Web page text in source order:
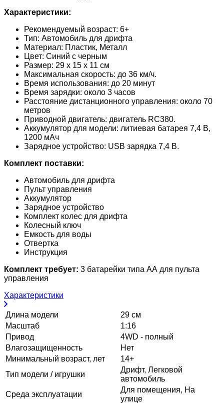
Характеристики:
Рекомендуемый возраст: 6+
Тип: Автомобиль для дрифта
Материал: Пластик, Металл
Цвет: Синий с черным
Размер: 29 х 15 х 11 см
Максимальная скорость: до 36 км/ч.
Время использования: до 20 минут
Время зарядки: около 3 часов
Расстояние дистанционного управления: около 70
метров
Приводной двигатель: двигатель RC380.
Аккумулятор для модели: литиевая батарея 7,4 В,
1200 мАч
Зарядное устройство: USB зарядка 7,4 В.
Комплект поставки:
Автомобиль для дрифта
Пульт управления
Аккумулятор
Зарядное устройство
Комплект колес для дрифта
Колесный ключ
Емкость для воды
Отвертка
Инструкция
Комплект требует: 3 батарейки типа АА для пульта
управления
Характеристики
Длина модели
29 см
Масштаб
1:16
Привод
4WD - полный
Влагозащищенность
Нет
Минимальный возраст, лет
14+
Тип модели / игрушки
Дрифт, Легковой
автомобиль
Среда эксплуатации
Для помещения, На
улице